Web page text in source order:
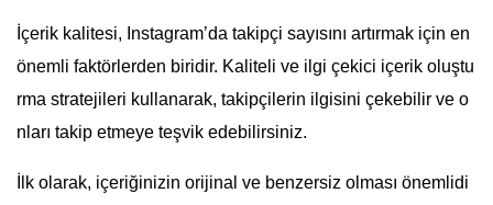
İçerik kalitesi, Instagram’da takipçi sayısını artırmak için en
önemli faktörlerden biridir. Kaliteli ve ilgi çekici içerik oluştu
rma stratejileri kullanarak, takipçilerin ilgisini çekebilir ve o
nları takip etmeye teşvik edebilirsiniz.
İlk olarak, içeriğinizin orijinal ve benzersiz olması önemlidi